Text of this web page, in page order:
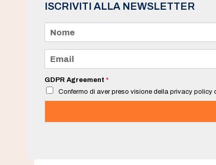
ISCRIVITI ALLA NEWSLETTER
m
e
a
i
*
GDPR Agreement *
Confermo di aver preso visione della privacy